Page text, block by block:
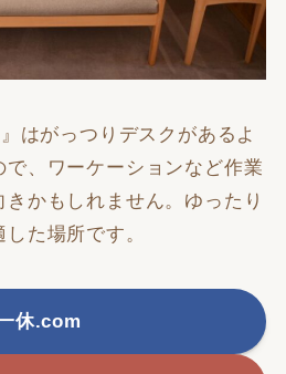
はがっつりデスクがあるよ
で、ワーケーションなど作業
かもしれません。ゆったり
た場所です。
休.com